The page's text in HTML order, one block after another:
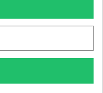
4,00 € -0,27 €